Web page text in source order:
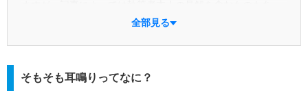
り、正確性や最新性あるいは具体的な成果を保証するもので
ります。
全部見る
そもそも耳鳴りってなに？